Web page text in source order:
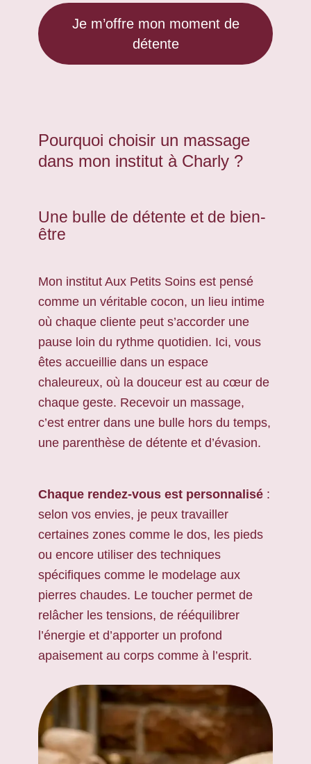
Je m’offre mon moment de
détente
Pourquoi choisir un massage
dans mon institut à Charly ?
Une bulle de détente et de bien-
être
Mon institut Aux Petits Soins est pensé
comme un véritable cocon, un lieu intime
où chaque cliente peut s’accorder une
pause loin du rythme quotidien. Ici, vous
êtes accueillie dans un espace
chaleureux, où la douceur est au cœur de
chaque geste. Recevoir un massage,
c’est entrer dans une bulle hors du temps,
une parenthèse de détente et d’évasion.
Chaque rendez-vous est personnalisé :
selon vos envies, je peux travailler
certaines zones comme le dos, les pieds
ou encore utiliser des techniques
spécifiques comme le modelage aux
pierres chaudes. Le toucher permet de
relâcher les tensions, de rééquilibrer
l’énergie et d’apporter un profond
apaisement au corps comme à l’esprit.